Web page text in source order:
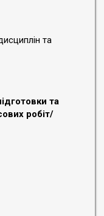
та
та
робіт/